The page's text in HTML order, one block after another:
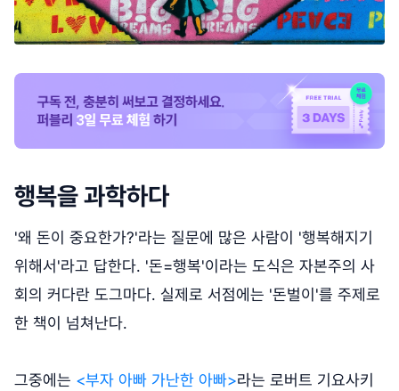
행복을 과학하다
'왜 돈이 중요한가?'라는 질문에 많은 사람이 '행복해지기
위해서'라고 답한다. '돈=행복'이라는 도식은 자본주의 사
회의 커다란 도그마다. 실제로 서점에는 '돈벌이'를 주제로
한 책이 넘쳐난다.
그중에는 <부자 아빠 가난한 아빠>라는 로버트 기요사키